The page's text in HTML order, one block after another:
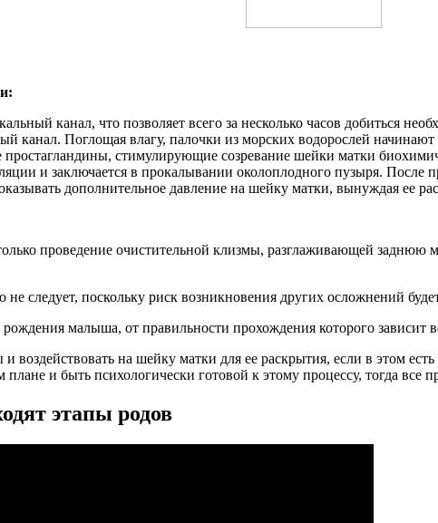
канал, что позволяет всего за несколько часов добиться
канал. Поглощая влагу, палочки из морских водорослей
простагландины, стимулирующие созревание шейки матки
и заключается в прокалывании околоплодного пузыря. После
дополнительное давление на шейку матки, вынуждая ее
проведение очистительной клизмы, разглаживающей
следует, поскольку риск возникновения других осложнений
малыша, от правильности прохождения которого зависит
воздействовать на шейку матки для ее раскрытия, если в этом
и быть психологически готовой к этому процессу, тогда все
этапы родов